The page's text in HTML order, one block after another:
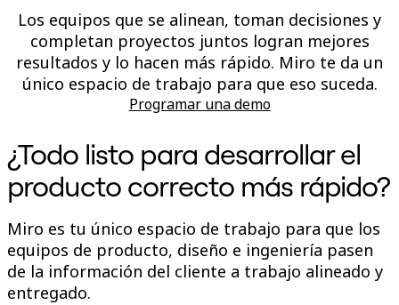
Seguridad
Enterprise Guard
Plataforma para desarrolladores
Descargar aplicaciones
Formatos
Pizarra
Diagramas
Cronogramas
Talktrack
Tablas
Documentos
Casos de uso
Destacados
Explora los manuales de IA
Explorar el Miroverse
General
Los equipos que se alinean, toman decisiones y
completan proyectos juntos logran mejores
resultados y lo hacen más rápido. Miro te da un
único espacio de trabajo para que eso suceda.
Programar una demo
¿Todo listo para desarrollar el
producto correcto más rápido?
Miro es tu único espacio de trabajo para que los
equipos de producto, diseño e ingeniería pasen
de la información del cliente a trabajo alineado y
entregado.